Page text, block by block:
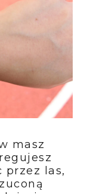
masz
przez las,